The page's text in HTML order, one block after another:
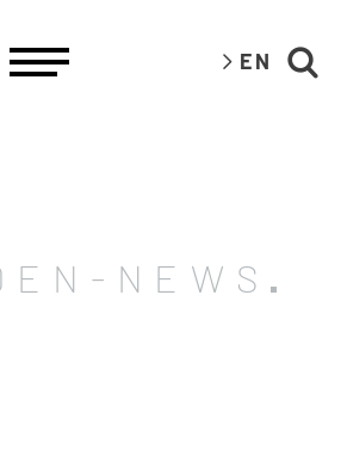
EN
NEWS